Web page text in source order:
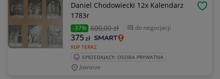
Daniel Chodowiecki 12x Kalendarz
1783r
-37% 600,00 zł do negocjacji
KUP TERAZ
375zł
SPRZEDAJĄCY: OSOBA PRYWATNA
Jaworze